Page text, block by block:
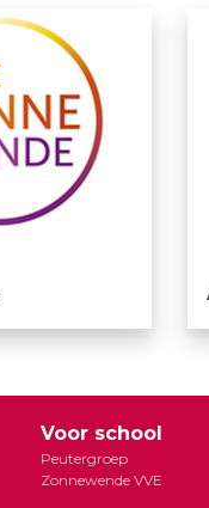
Voor school
Peutergroep
Zonnewende VVE